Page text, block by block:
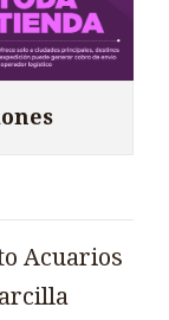
Acuarios